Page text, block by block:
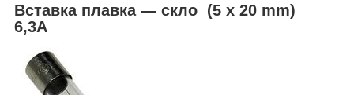
Вставка плавка — скло (5 x 20 mm)
6,3A